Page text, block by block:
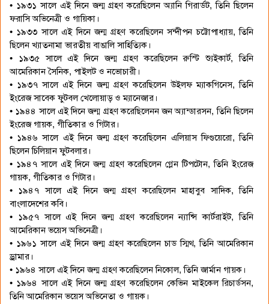
• ১৯৩১ সালে এই দিনে জন্ম গ্রহণ করেছিলেন অ্যানি গিরার্ডট, তিনি ছিলেন
ফরাসি অভিনেত্রী ও গায়িকা।
• ১৯৩৩ সালে এই দিনে জন্ম গ্রহণ করেছিলেন সন্দীপন চট্টোপাধ্যায়, তিনি
ছিলেন খ্যাতনামা ভারতীয় বাঙালি সাহিত্যিক।
• ১৯৩৫ সালে এই দিনে জন্ম গ্রহণ করেছিলেন রুস্টি শ্যুইকার্ট, তিনি
আমেরিকান সৈনিক, পাইলট ও নভোচারী।
• ১৯৩৭ সালে এই দিনে জন্ম গ্রহণ করেছিলেন উইলফ ম্যাকগিনেস, তিনি
ইংরেজ সাবেক ফুটবল খেলোয়াড় ও ম্যানেজার।
• ১৯৪৪ সালে এই দিনে জন্ম গ্রহণ করেছিলেনন জন অ্যান্ডারসন, তিনি ছিলেন
ইংরেজ গায়ক, গীতিকার ও গিটার।
• ১৯৪৬ সালে এই দিনে জন্ম গ্রহণ করেছিলেন এলিয়াস ফিগুয়েরো, তিনি
ছিলেন চিলিয়ান ফুটবলার।
• ১৯৪৭ সালে এই দিনে জন্ম গ্রহণ করেছিলেন গ্লেন টিপটোন, তিনি ইংরেজ
গায়ক, গীতিকার ও গিটার।
• ১৯৪৭ সালে এই দিনে জন্ম গ্রহণ করেছিলেন মাহাবুব সাদিক, তিনি
বাংলাদেশের কবি।
• ১৯৫৭ সালে এই দিনে জন্ম গ্রহণ করেছিলেন ন্যান্সি কার্টরাইট, তিনি
আমেরিকান ভয়েস অভিনেত্রী।
• ১৯৬১ সালে এই দিনে জন্ম গ্রহণ করেছিলেন চাড স্মিথ, তিনি আমেরিকান
ড্রামার।
• ১৯৬৪ সালে এই দিনে জন্ম গ্রহণ করেছিলেন নিকোল, তিনি জার্মান গায়ক।
• ১৯৬৪ সালে এই দিনে জন্ম গ্রহণ করেছিলেন কেভিন মাইকেল রিচার্ডসন,
তিনি আমেরিকান ভয়েস অভিনেতা ও গায়ক।